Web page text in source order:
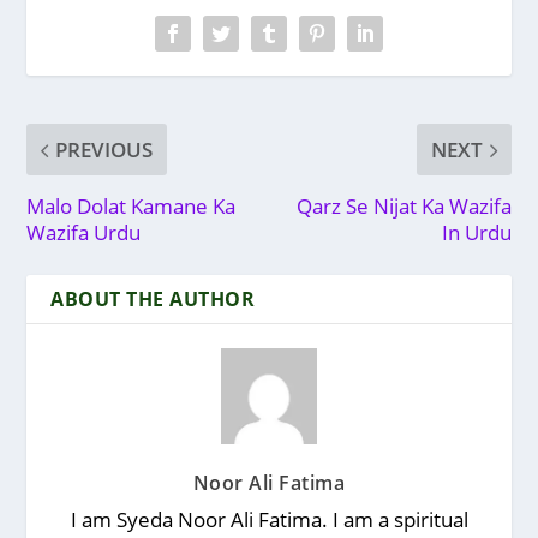
PREVIOUS
Malo Dolat Kamane Ka
Wazifa Urdu
NEXT
Qarz Se Nijat Ka Wazifa
In Urdu
ABOUT THE AUTHOR
Noor Ali Fatima
I am Syeda Noor Ali Fatima. I am a spiritual